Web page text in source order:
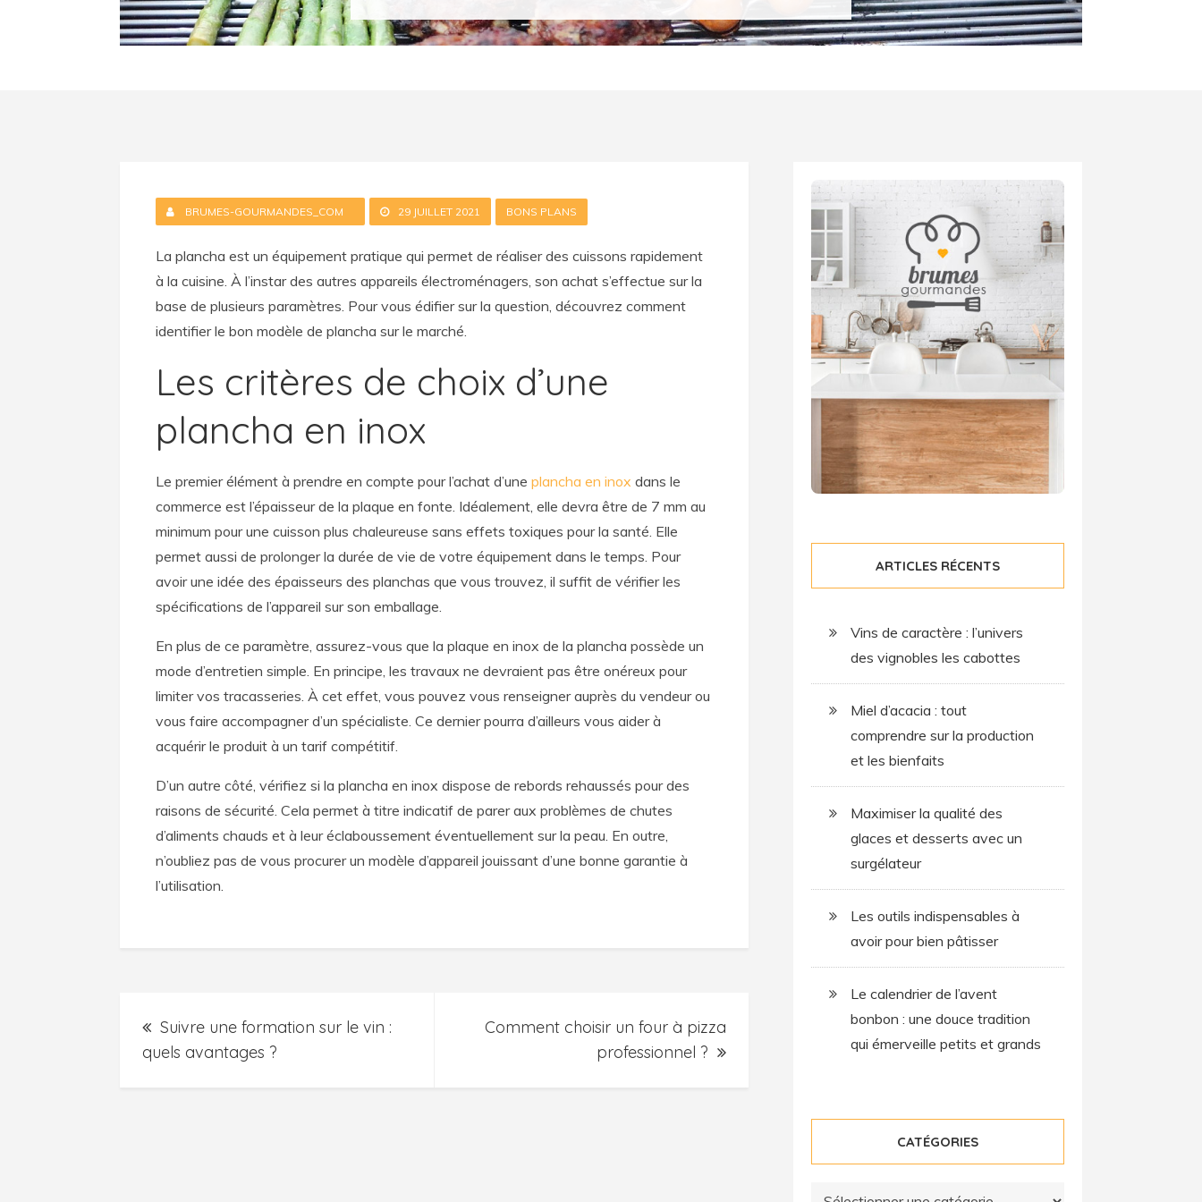
BRUMES-GOURMANDES_COM 29 JUILLET 2021 BONS PLANS
La plancha est un équipement pratique qui permet de réaliser des cuissons rapidement
à la cuisine. À l’instar des autres appareils électroménagers, son achat s’effectue sur la
base de plusieurs paramètres. Pour vous édifier sur la question, découvrez comment
identifier le bon modèle de plancha sur le marché.
Les critères de choix d’une
plancha en inox
Le premier élément à prendre en compte pour l’achat d’uneplancha en inox dans le
commerce est l’épaisseur de la plaque en fonte. Idéalement, elle devra être de 7 mm au
minimum pour une cuisson plus chaleureuse sans effets toxiques pour la santé. Elle
permet aussi de prolonger la durée de vie de votre équipement dans le temps. Pour
avoir une idée des épaisseurs des planchas que vous trouvez, il suffit de vérifier les
spécifications de l’appareil sur son emballage.
En plus de ce paramètre, assurez-vous que la plaque en inox de la plancha possède un
mode d’entretien simple. En principe, les travaux ne devraient pas être onéreux pour
limiter vos tracasseries. À cet effet, vous pouvez vous renseigner auprès du vendeur ou
vous faire accompagner d’un spécialiste. Ce dernier pourra d’ailleurs vous aider à
acquérir le produit à un tarif compétitif.
D’un autre côté, vérifiez si la plancha en inox dispose de rebords rehaussés pour des
raisons de sécurité. Cela permet à titre indicatif de parer aux problèmes de chutes
d’aliments chauds et à leur éclaboussement éventuellement sur la peau. En outre,
n’oubliez pas de vous procurer un modèle d’appareil jouissant d’une bonne garantie à
l’utilisation.
Navigation
de
Suivre une formation sur le vin :
quels avantages ?
Comment choisir un four à pizza
professionnel ?
ARTICLES RÉCENTS
Vins de caractère : l’univers
des vignobles les cabottes
Miel d’acacia : tout
comprendre sur la production
et les bienfaits
Maximiser la qualité des
glaces et desserts avec un
surgélateur
Les outils indispensables à
avoir pour bien pâtisser
Le calendrier de l’avent
bonbon : une douce tradition
qui émerveille petits et grands
CATÉGORIES
Catégories